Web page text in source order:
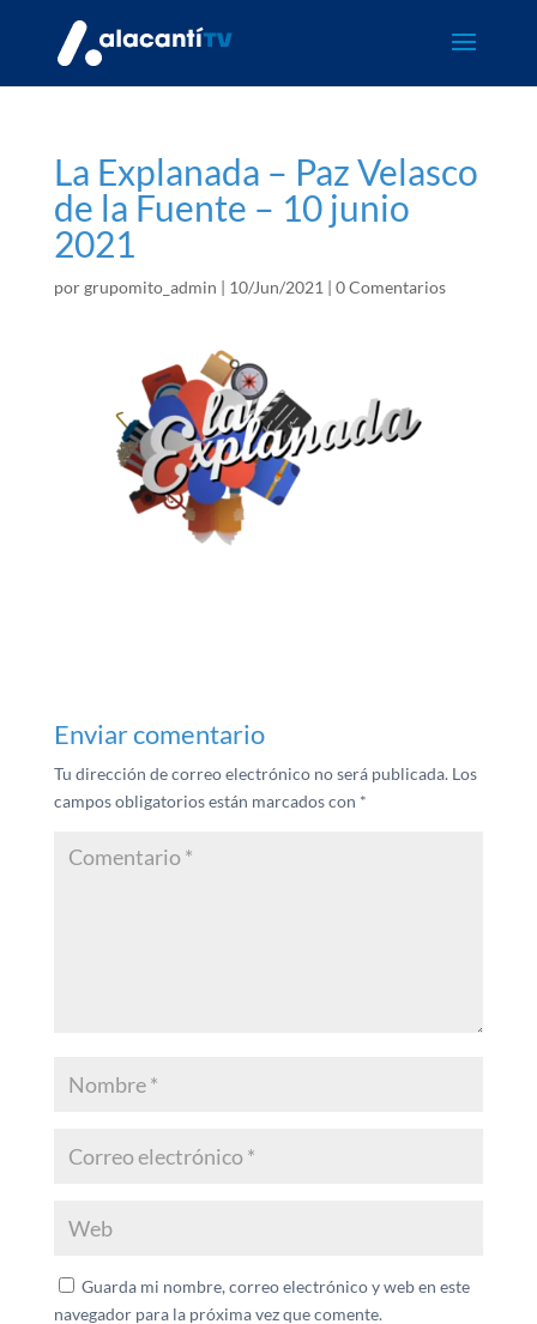
La Explanada – Paz Velasco
de la Fuente – 10 junio
2021
porgrupomito_admin | 10/Jun/2021 | 0 Comentarios
Enviar comentario
Tu dirección de correo electrónico no será publicada. Los
campos obligatorios están marcados con *
Guarda mi nombre, correo electrónico y web en este
navegador para la próxima vez que comente.